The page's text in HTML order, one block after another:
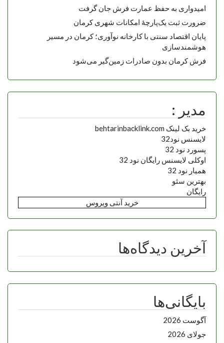
امیدواری به حفظ عمارت فرش جان گرفت
ضرورت ثبت یک‌پارچۀ امکانات شهری کرمان
پایان اقتصاد سنتی با کارخانه نوآوری؛ کرمان در مسیر
هوشمندسازی
فرش کرمان بدون صادرات زمین‌گیر می‌شود
مدیر :
خرید بک لینک behtarinbacklink.com
لایسنس نود32
پسورد نود 32
اوکلی لایسنس رایگان نود 32
همیار نود 32
بهترین سئو
رایگان
خرید آنتی ویروس
آخرین دیدگاه‌ها
بایگانی‌ها
آگوست 2026
جولای 2026